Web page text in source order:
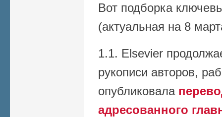
Вот подборка
(актуальная на 8
1.1. Elsevier
рукописи авторов,
опубликовала
адресованного